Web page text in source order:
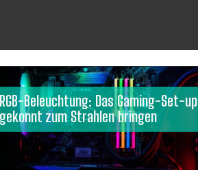
RGB-Beleuchtung: Das Gaming-Set-up
gekonnt zum Strahlen bringen